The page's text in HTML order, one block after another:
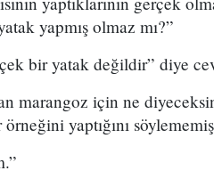
yapmış olmaz mı?”
bir yatak değildir” diye
marangoz için ne
yaptığını